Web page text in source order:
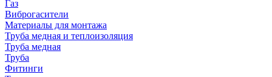
Газ
Виброгасители
Материалы для монтажа
Труба медная и теплоизоляция
Труба медная
Труба
Фитинги